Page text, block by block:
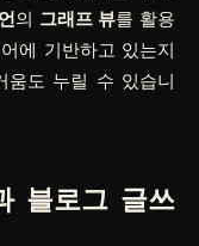
의 그래프 뷰를 활용
에 기반하고 있는지
움도 누릴 수 있습니
블로그 글쓰